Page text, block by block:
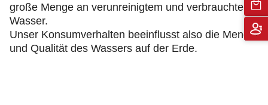
große Menge an verunreinigtem und verbrauchtem
Wasser.
Unser Konsumverhalten beeinflusst also die Menge
und Qualität des Wassers auf der Erde.